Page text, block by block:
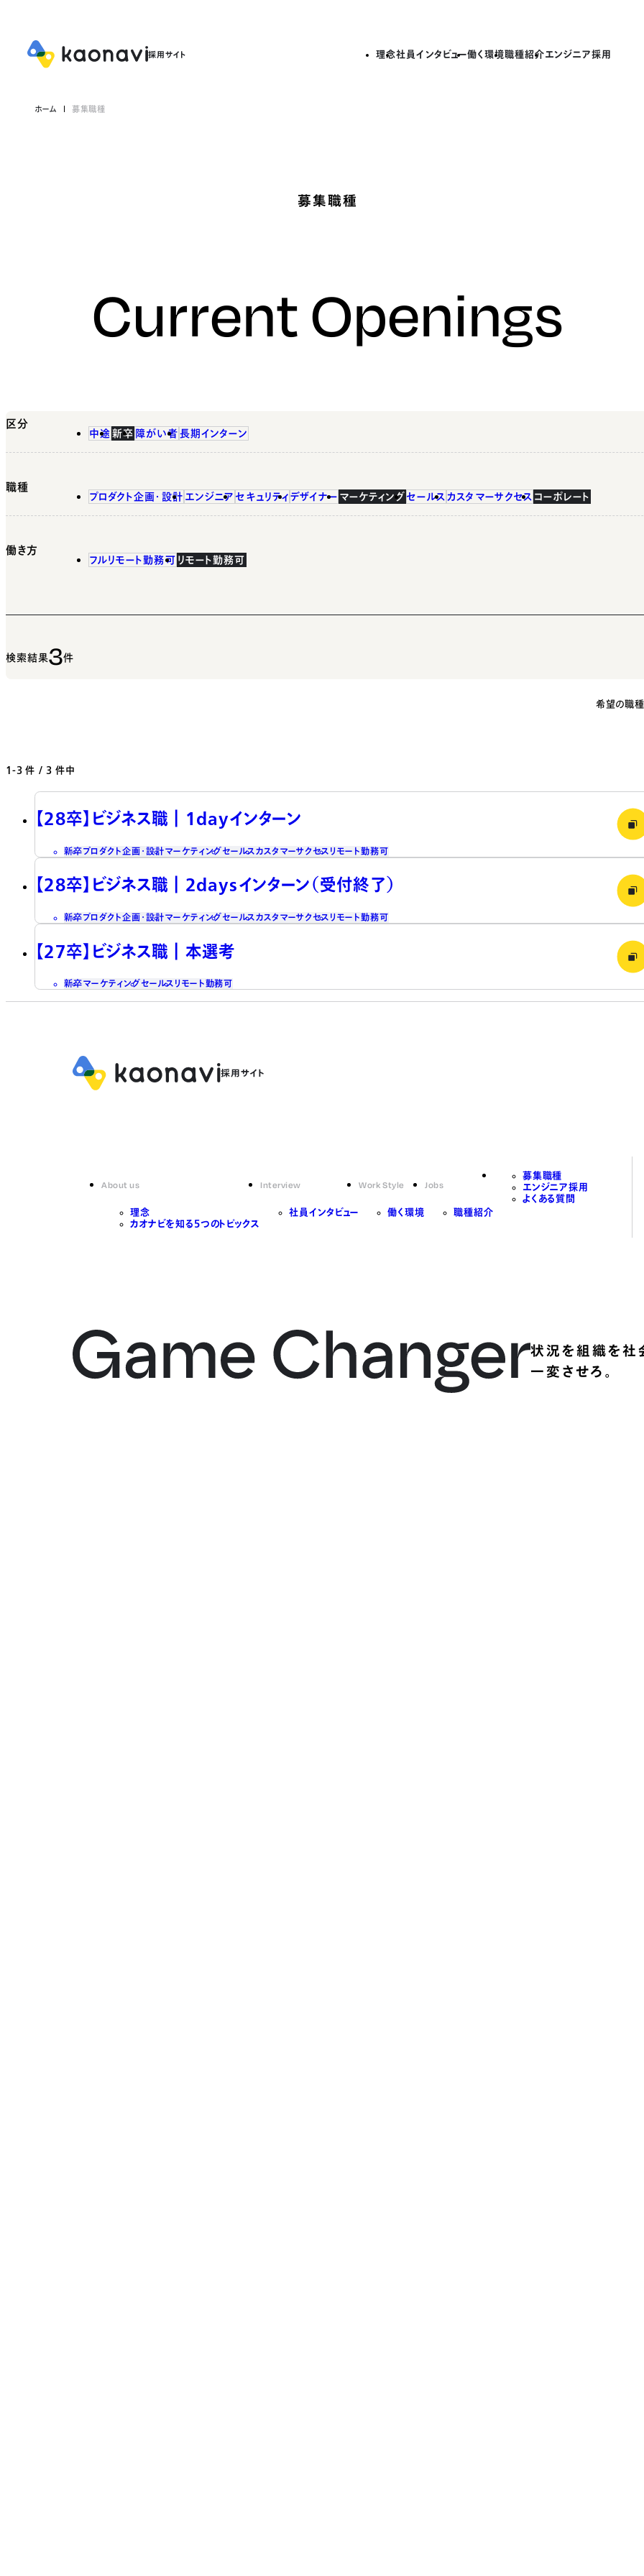
理念社員インタビュー働く環境職種紹介エンジニア採用
ホーム 募集職種
募集職種
Current Openings
区分
中途 新卒 障がい者 長期インターン
職種
プロダクト企画・設計 エンジニア セキュリティ デザイナー マーケティング セールス カスタマーサクセス コーポレート
働き方
フルリモート勤務可 リモート勤務可
検索結果3件
希望の職
1-3 件 / 3 件中
【28卒】ビジネス職┃1dayインターン
新卒プロダクト企画・設計マーケティングセールスカスタマーサクセス リモート勤務可
【28卒】ビジネス職┃2daysインターン（受付終了）
新卒プロダクト企画・設計マーケティングセールスカスタマーサクセス リモート勤務可
【27卒】ビジネス職┃本選考
新卒マーケティングセールス リモート勤務可
About us
理念
カオナビを知る5つのトピックス
Interview
社員インタビュー
Work Style
働く環境
Jobs
職種紹介
募集職種
エンジニア採用
よくある質問
状況を組織を社
一変させろ。